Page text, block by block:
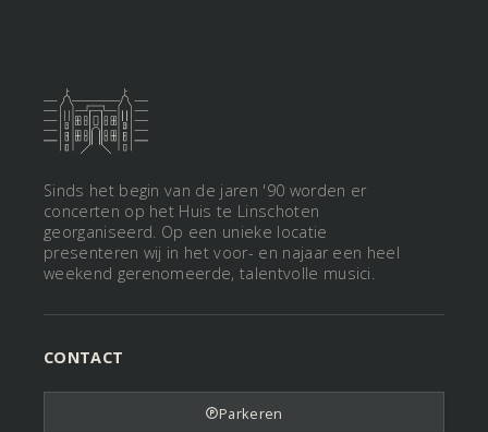
Sinds het begin van de jaren '90 worden er
concerten op het Huis te Linschoten
georganiseerd. Op een unieke locatie
presenteren wij in het voor- en najaar een heel
weekend gerenomeerde, talentvolle musici.
CONTACT
Parkeren